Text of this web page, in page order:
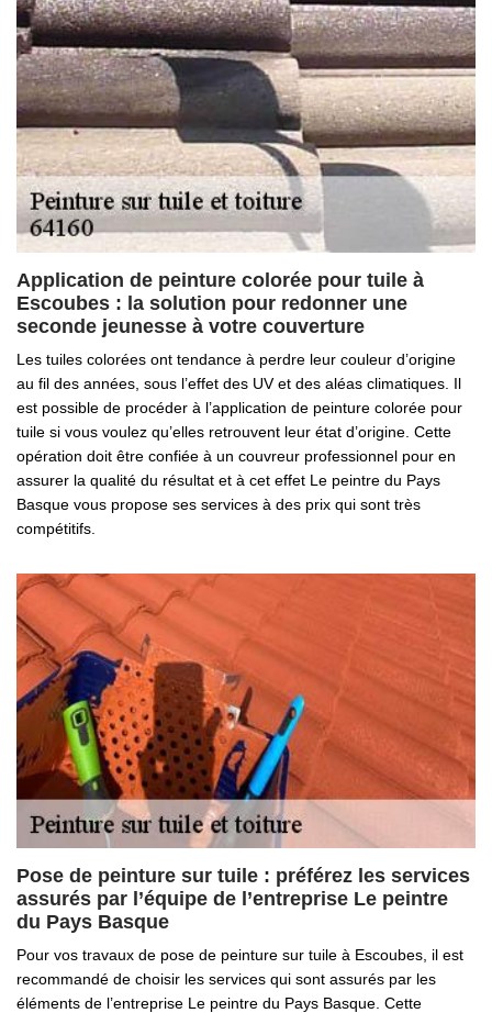
Application de peinture colorée pour tuile à
Escoubes : la solution pour redonner une
seconde jeunesse à votre couverture
Les tuiles colorées ont tendance à perdre leur couleur d’origine
au fil des années, sous l’effet des UV et des aléas climatiques. Il
est possible de procéder à l’application de peinture colorée pour
tuile si vous voulez qu’elles retrouvent leur état d’origine. Cette
opération doit être confiée à un couvreur professionnel pour en
assurer la qualité du résultat et à cet effet Le peintre du Pays
Basque vous propose ses services à des prix qui sont très
compétitifs.
Pose de peinture sur tuile : préférez les services
assurés par l’équipe de l’entreprise Le peintre
du Pays Basque
Pour vos travaux de pose de peinture sur tuile à Escoubes, il est
recommandé de choisir les services qui sont assurés par les
éléments de l’entreprise Le peintre du Pays Basque. Cette